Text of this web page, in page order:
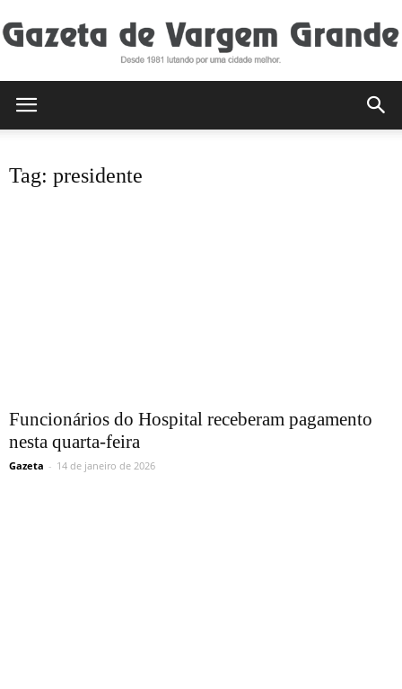
Tag: presidente
Funcionários do Hospital receberam pagamento
nesta quarta-feira
Gazeta - 14 de janeiro de 2026